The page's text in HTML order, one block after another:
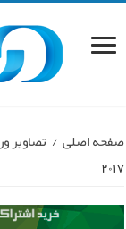
صفحه اصلی / تصاویر
۲۰۱۷